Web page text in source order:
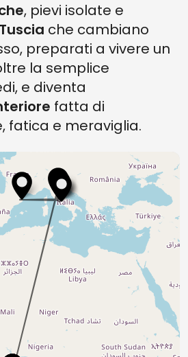
, pievi isolate e
Tuscia che cambiano
preparati a vivere un
la semplice
e diventa
fatta di
fatica e meraviglia.